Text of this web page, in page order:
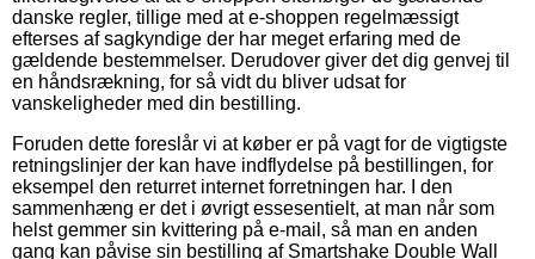
danske regler, tillige med at e-shoppen regelmæssigt
efterses af sagkyndige der har meget erfaring med de
gældende bestemmelser. Derudover giver det dig genvej til
en håndsrækning, for så vidt du bliver udsat for
vanskeligheder med din bestilling.
Foruden dette foreslår vi at køber er på vagt for de vigtigste
retningslinjer der kan have indflydelse på bestillingen, for
eksempel den returret internet forretningen har. I den
sammenhæng er det i øvrigt essesentielt, at man når som
helst gemmer sin kvittering på e-mail, så man en anden
gang kan påvise sin bestilling af Smartshake Double Wall